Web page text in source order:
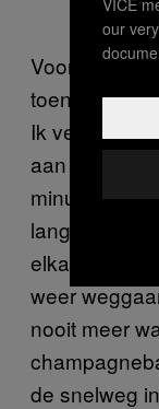
Voor mij
toen ik
Ik verschoot
aan de
minuten en
langskomen,
elkaar te
weer
nooit meer
de snelweg
our